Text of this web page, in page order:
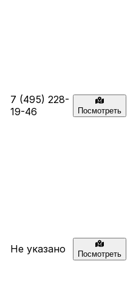
7 (495) 228-
19-46
Посмотреть
Не указано Посмотреть